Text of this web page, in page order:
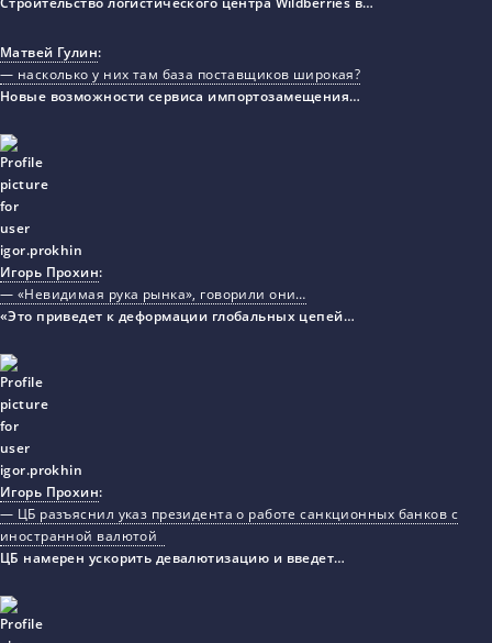
Матвей Гулин:
— насколько у них там база поставщиков широкая?
Новые возможности сервиса импортозамещения…
Игорь Прохин:
— «Невидимая рука рынка», говорили они…
«Это приведет к деформации глобальных цепей…
Игорь Прохин:
— ЦБ разъяснил указ президента о работе санкционных банков с
иностранной валютой
ЦБ намерен ускорить девалютизацию и введет…